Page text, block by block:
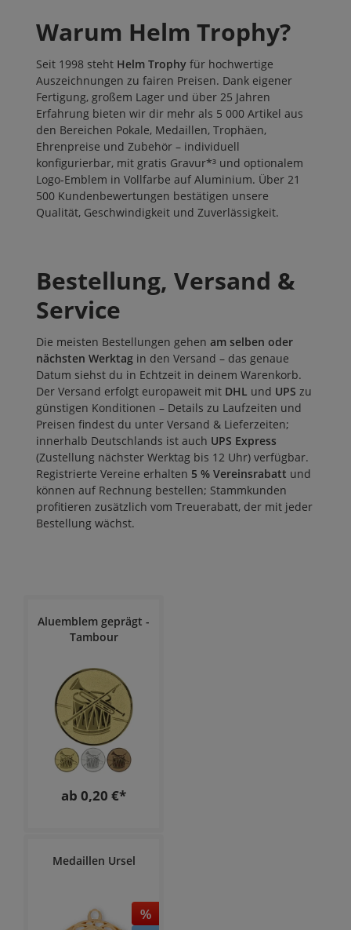
verbindet und Barrieren
überwindet.
Warum Helm Trophy?
Seit 1998 steht Helm Trophy für hochwertige
Auszeichnungen zu fairen Preisen. Dank eigener
Fertigung, großem Lager und über 25 Jahren
Erfahrung bieten wir dir mehr als 5 000 Artikel aus
den Bereichen Pokale, Medaillen, Trophäen,
Ehrenpreise und Zubehör – individuell
konfigurierbar, mit gratis Gravur*³ und optionalem
Logo‑Emblem in Vollfarbe auf Aluminium. Über 21
500 Kundenbewertungen bestätigen unsere
Qualität, Geschwindigkeit und Zuverlässigkeit.
Bestellung, Versand &
Service
Die meisten Bestellungen gehen am selben oder
nächsten Werktag in den Versand – das genaue
Datum siehst du in Echtzeit in deinem Warenkorb.
Der Versand erfolgt europaweit mit DHL und UPS zu
günstigen Konditionen – Details zu Laufzeiten und
Preisen findest du unter Versand & Lieferzeiten;
innerhalb Deutschlands ist auch UPS Express
(Zustellung nächster Werktag bis 12 Uhr) verfügbar.
Registrierte Vereine erhalten 5 % Vereinsrabatt und
können auf Rechnung bestellen; Stammkunden
profitieren zusätzlich vom Treuerabatt, der mit jeder
Bestellung wächst.
Aluemblem geprägt -
Tambour
ab 0,20 €*
%
Medaillen Ursel